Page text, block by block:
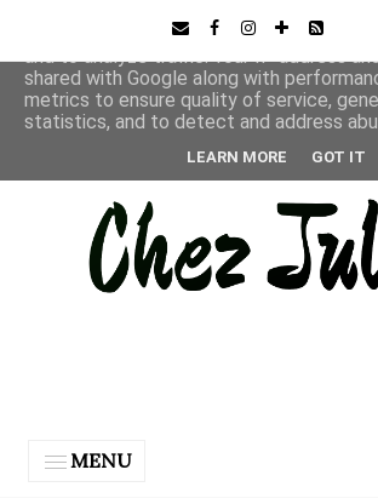
MENU
This site uses cookies from Google to
and to analyze traffic. Your IP address
shared with Google along with
metrics to ensure quality of service,
statistics, and to detect and address
LEARN MORE GOT IT